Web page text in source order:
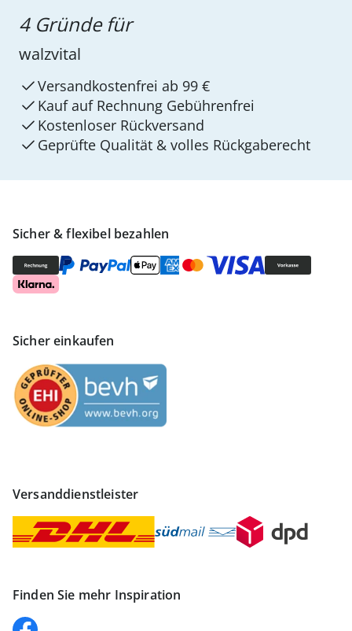
Sicher & flexibel bezahlen
Sicher einkaufen
Versanddienstleister
Finden Sie mehr Inspiration
4 Gründe für
walzvital
Versandkostenfrei ab 99 €
Kauf auf Rechnung Gebührenfrei
Kostenloser Rückversand
Geprüfte Qualität & volles Rückgaberecht